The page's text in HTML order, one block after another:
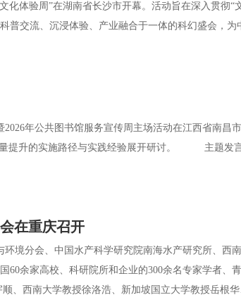
体验周”在湖南省长沙市开幕。活动旨在深入贯彻“
普交流、沉浸体验、产业融合于一体的科幻盛会，
年公共图书馆服务宣传周主场活动在江西省
量提升的实施路径与实践经验展开研讨。 主题发
在重庆召开
分会、中国水产科学研究院南海水产研究所、西
60余家高校、科研院所和企业的300余名专家学者
、西南大学教授徐洛浩、新加坡国立大学教授岳根华